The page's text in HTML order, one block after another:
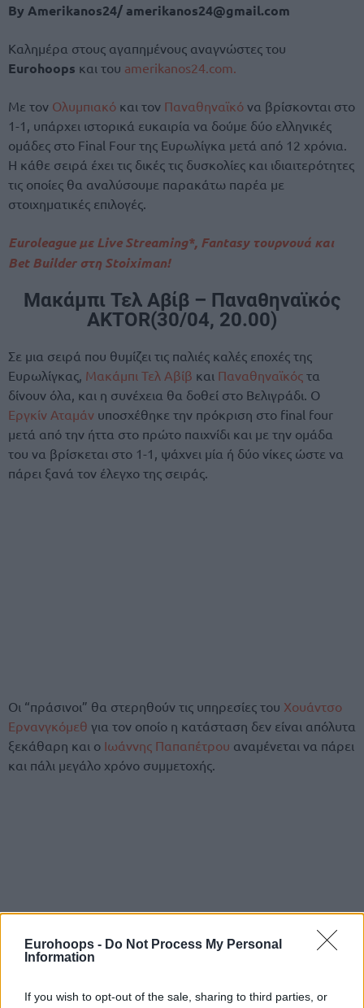
Eurohoops - Do Not Process My Personal
Information
If you wish to opt-out of the sale, sharing to third parties, or
By Amerikanos24/ amerikanos24@gmail.com
Καλημέρα στους αγαπημένους αναγνώστες του
Eurohoops και του amerikanos24.com.
Με τον Ολυμπιακό και τον Παναθηναϊκό να βρίσκονται στο
1-1, υπάρχει ιστορικά ευκαιρία να δούμε δύο ελληνικές
ομάδες στο Final Four της Ευρωλίγκα μετά από 12 χρόνια.
Η κάθε σειρά έχει τις δικές τις δυσκολίες και ιδιαιτερότητες
τις οποίες θα αναλύσουμε παρακάτω παρέα με
στοιχηματικές επιλογές.
Euroleague με Live Streaming*, Fantasy τουρνουά και
Bet Builder στη Stoiximan!
Μακάμπι Τελ Αβίβ – Παναθηναϊκός
AKTOR(30/04, 20.00)
Σε μια σειρά που θυμίζει τις παλιές καλές εποχές της
Ευρωλίγκας, Μακάμπι Τελ Αβίβ και Παναθηναϊκός τα
δίνουν όλα, και η συνέχεια θα δοθεί στο Βελιγράδι. Ο
Εργκίν Αταμάν υποσχέθηκε την πρόκριση στο final four
μετά από την ήττα στο πρώτο παιχνίδι και με την ομάδα
του να βρίσκεται στο 1-1, ψάχνει μία ή δύο νίκες ώστε να
πάρει ξανά τον έλεγχο της σειράς.
Oι “πράσινοι” θα στερηθούν τις υπηρεσίες του Χουάντσο
Ερνανγκόμεθ για τον οποίο η κατάσταση δεν είναι απόλυτα
ξεκάθαρη και ο Ιωάννης Παπαπέτρου αναμένεται να πάρει
και πάλι μεγάλο χρόνο συμμετοχής.